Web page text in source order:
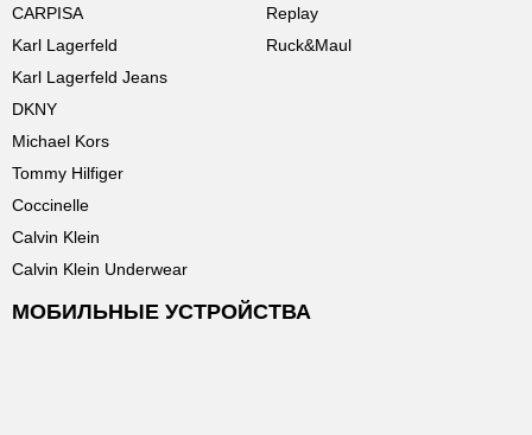
CARPISA
Karl Lagerfeld
Karl Lagerfeld Jeans
DKNY
Michael Kors
Tommy Hilfiger
Coccinelle
Calvin Klein
Calvin Klein Underwear
Replay
Ruck&Maul
МОБИЛЬНЫЕ УСТРОЙСТВА